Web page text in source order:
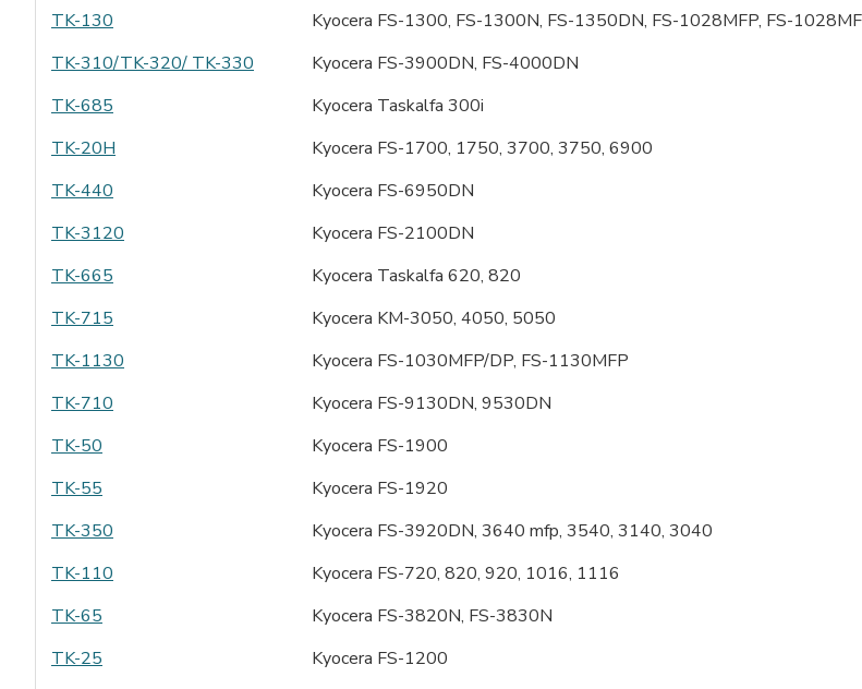
TK-130
Kyocera FS-1300, FS-1300N, FS-1350DN, FS-1028MFP, FS-
TK-310/TK-320/ TK-330
Kyocera FS-3900DN, FS-4000DN
TK-685
Kyocera Taskalfa 300i
TK-20H
Kyocera FS-1700, 1750, 3700, 3750, 6900
TK-440
Kyocera FS-6950DN
TK-3120
Kyocera FS-2100DN
TK-665
Kyocera Taskalfa 620, 820
TK-715
Kyocera KM-3050, 4050, 5050
TK-1130
Kyocera FS-1030MFP/DP, FS-1130MFP
TK-710
Kyocera FS-9130DN, 9530DN
TK-50
Kyocera FS-1900
TK-55
Kyocera FS-1920
TK-350
Kyocera FS-3920DN, 3640 mfp, 3540, 3140, 3040
TK-110
Kyocera FS-720, 820, 920, 1016, 1116
TK-65
Kyocera FS-3820N, FS-3830N
TK-25
Kyocera FS-1200